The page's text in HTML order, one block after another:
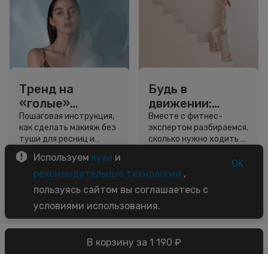
В корзину за 1 190 ₽
Тренд на
«голые»
ресницы: как
выглядеть
свежо, не
используя тушь
Пошаговая инструкция,
как сделать макияж без
туши для ресниц и
звёздный образ для
вдохновения.
Советы
Будь в
движении:
сколько нужно
шагов для
красоты и
Вместе с фитнес-
экспертом разбираемся,
сколько нужно ходить и
Используем куки и
рекомендательные технологии ,
пользуясь сайтом вы соглашаетесь с
условиями использования.
OK